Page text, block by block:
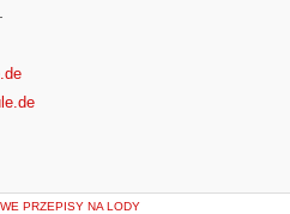
PRZEPISY NA LODY